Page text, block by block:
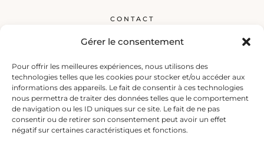
Gérer le consentement
Pour offrir les meilleures expériences, nous utilisons des
technologies telles que les cookies pour stocker et/ou accéder aux
informations des appareils. Le fait de consentir à ces technologies
nous permettra de traiter des données telles que le comportement
de navigation ou les ID uniques sur ce site. Le fait de ne pas
consentir ou de retirer son consentement peut avoir un effet
négatif sur certaines caractéristiques et fonctions.
CONTACT
Globerêveur, le blog pour les passionnés de voyage, propose des récits
inspirants, des guides et des conseils pratiques pour planifier vos
prochaines escapades, qu’elles soient lointaines ou à deux pas de chez